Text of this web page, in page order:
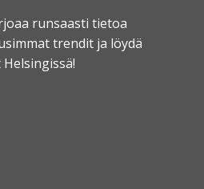
runsaasti tietoa
trendit ja löydä